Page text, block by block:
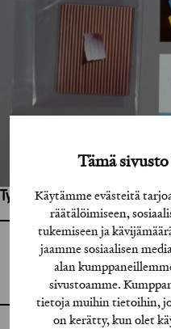
Tämä
Käytämme evästeitä
räätälöimiseen,
tukemiseen ja
jaamme sosiaalisen
alan
sivustoamme.
tietoja muihin tietoihin,
on kerätty, kun olet
Työhön osallistuneet